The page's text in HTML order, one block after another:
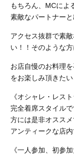
もちろん、MCによ
素敵なパートナー
アクセス抜群で素
い！！そのような
お店自慢のお料理
をお楽しみ頂きたい
《オシャレ・レス
完全着席スタイル
方には是非オススメ
アンティークな店
《一人参加、初参加